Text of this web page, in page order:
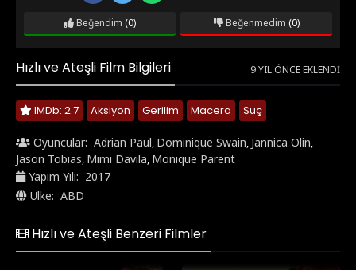
Beğendim (0) Beğenmedim (0)
Hızlı ve Ateşli Film Bilgileri 9 YIL ÖNCE EKLENDI
IMDb: 2.7 Aksiyon Gerilim Macera Suç
Oyuncular: Adrian Paul, Dominique Swain, Jannica Olin,
Jason Tobias, Mimi Davila, Monique Parent
Yapım Yılı: 2017
Ülke: ABD
Hızlı ve Ateşli Benzeri Filmler